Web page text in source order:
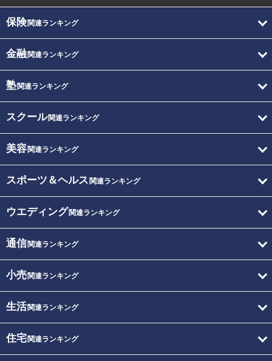
保険関連ランキング
金融関連ランキング
塾関連ランキング
スクール関連ランキング
美容関連ランキング
スポーツ＆ヘルス 関連ランキング
ウエディング関連ランキング
通信関連ランキング
小売関連ランキング
生活関連ランキング
住宅関連ランキング